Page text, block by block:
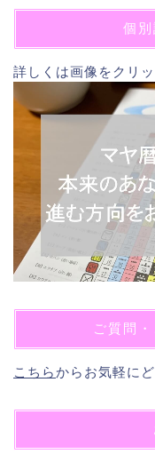
個
詳しくは画像をクリ
ご質問
こちらからお気軽にど